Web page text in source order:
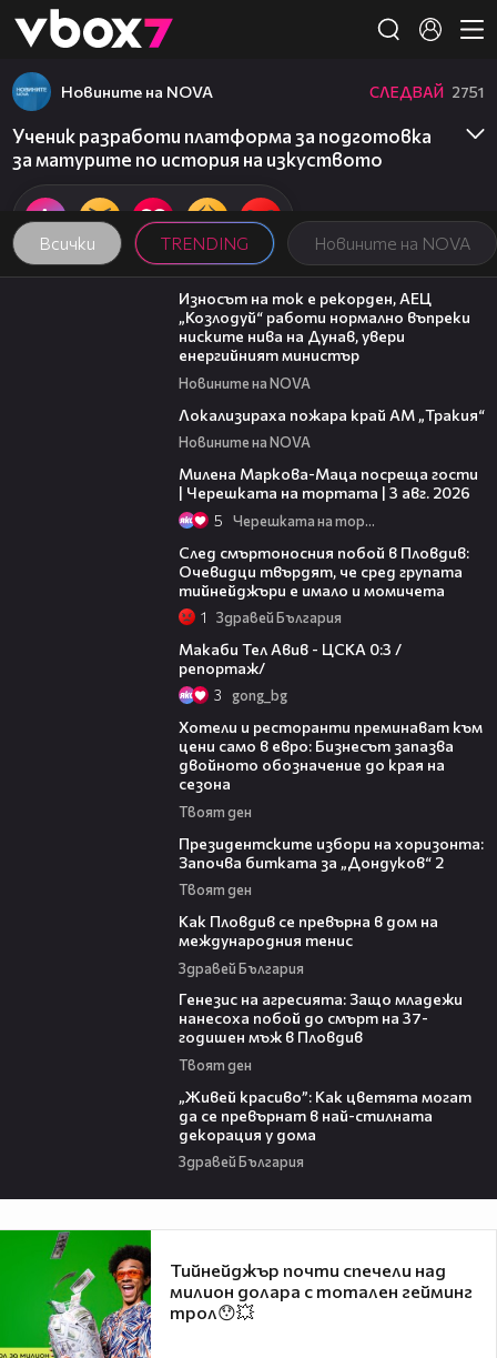
👾
Всички TRENDING Новините на NOVA
Новините на NOVA СЛЕДВАЙ 2751
Ученик разработи платформа за подготовка
за матурите по история на изкуството
00:59
Износът на ток е рекорден, АЕЦ
„Козлодуй“ работи нормално въпреки
ниските нива на Дунав, увери
енергийният министър
Новините на NOVA
Локализираха пожара край АМ „Тракия“
Новините на NOVA
Милена Маркова-Маца посреща гости
| Черешката на тортата | 3 авг. 2026
5 Черешката на тортата
След смъртоносния побой в Пловдив:
Очевидци твърдят, че сред групата
тийнейджъри е имало и момичета
1 Здравей България
Макаби Тел Авив - ЦСКА 0:3 /
репортаж/
3 gong_bg
Хотели и ресторанти преминават към
цени само в евро: Бизнесът запазва
двойното обозначение до края на
сезона
Твоят ден
Президентските избори на хоризонта:
Започва битката за „Дондуков“ 2
Твоят ден
Как Пловдив се превърна в дом на
международния тенис
Здравей България
Генезис на агресията: Защо младежи
нанесоха побой до смърт на 37-
годишен мъж в Пловдив
Твоят ден
„Живей красиво”: Как цветята могат
да се превърнат в най-стилната
декорация у дома
Здравей България
Тийнейджър почти спечели над
милион долара с тотален гейминг
трол😯💥